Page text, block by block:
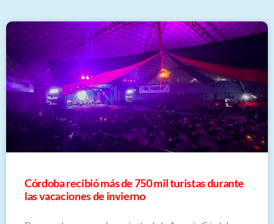
Córdoba recibió más de 750 mil turistas durante
las vacaciones de invierno